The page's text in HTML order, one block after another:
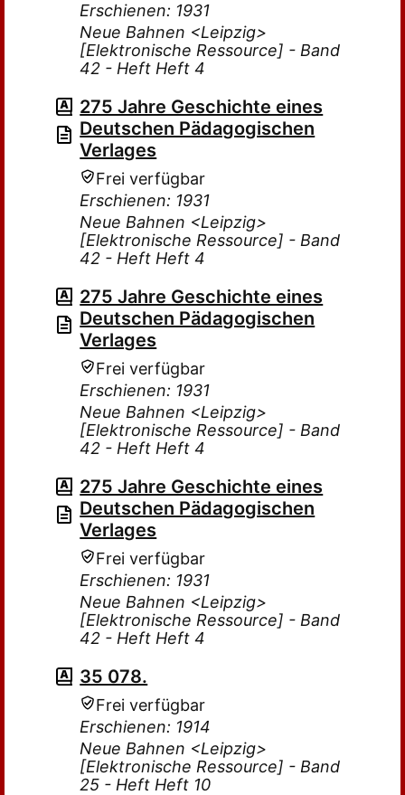
Erschienen: 1931
Neue Bahnen <Leipzig>
[Elektronische Ressource] - Band
42 - Heft Heft 4
275 Jahre Geschichte eines
Deutschen Pädagogischen
Verlages
Frei verfügbar
Erschienen: 1931
Neue Bahnen <Leipzig>
[Elektronische Ressource] - Band
42 - Heft Heft 4
275 Jahre Geschichte eines
Deutschen Pädagogischen
Verlages
Frei verfügbar
Erschienen: 1931
Neue Bahnen <Leipzig>
[Elektronische Ressource] - Band
42 - Heft Heft 4
275 Jahre Geschichte eines
Deutschen Pädagogischen
Verlages
Frei verfügbar
Erschienen: 1931
Neue Bahnen <Leipzig>
[Elektronische Ressource] - Band
42 - Heft Heft 4
35 078.
Frei verfügbar
Erschienen: 1914
Neue Bahnen <Leipzig>
[Elektronische Ressource] - Band
25 - Heft Heft 10